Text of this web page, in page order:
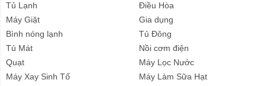
Liên hệ
Tủ Lạnh
Điều Hòa
Máy Giặt
Gia dụng
Bình nóng lạnh
Tủ Đông
Tủ Mát
Nồi cơm điện
Quạt
Máy Lọc Nước
Máy Xay Sinh Tố
Máy Làm Sữa Hạt